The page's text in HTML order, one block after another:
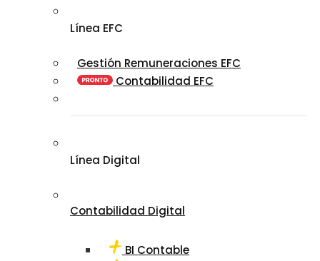
Línea EFC
Gestión Remuneraciones EFC
Contabilidad EFC
Línea Digital
Contabilidad Digital
BI Contable